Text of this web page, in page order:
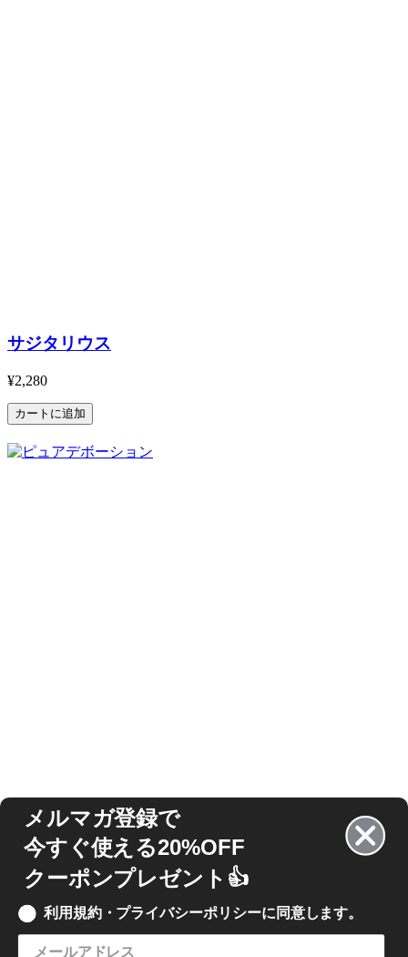
サジタリウス
¥2,280
利用規約・プライバシーポリシーに同意します。
登録してクーポンGET!
※一度登録されたメールアドレスは適用できません。